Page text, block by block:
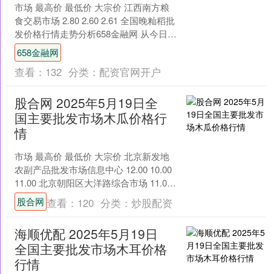
市场 最高价 最低价 大宗价 江西南方粮
食交易市场 2.80 2.60 2.61 全国晚籼稻批
发价格行情走势分析658金融网 从今日全
国晚籼稻批发市场价格上来看....
658金融网
查看： 132 分类： 配资官网开户
股合网 2025年5月19日全
国主要批发市场木瓜价格行
情
市场 最高价 最低价 大宗价 北京新发地
农副产品批发市场信息中心 12.00 10.00
11.00 北京朝阳区大洋路综合市场 11.00
9.00 10.00....
股合网 查看： 120 分类： 炒股配资
海顺优配 2025年5月19日
全国主要批发市场木耳价格
行情